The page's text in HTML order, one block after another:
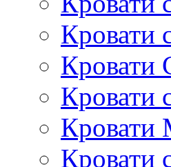
Кровати